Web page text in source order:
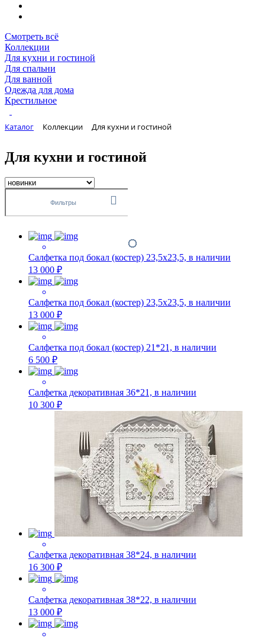
Смотреть всё
Коллекции
Для кухни и гостиной
Для спальни
Для ванной
Одежда для дома
Крестильное
Каталог Коллекции Для кухни и гостиной
Для кухни и гостиной
Фильтры
Салфетка под бокал (костер) 23,5х23,5, в наличии
13 000 ₽
Салфетка под бокал (костер) 23,5х23,5, в наличии
13 000 ₽
Салфетка под бокал (костер) 21*21, в наличии
6 500 ₽
Салфетка декоративная 36*21, в наличии
10 300 ₽
Салфетка декоративная 38*24, в наличии
16 300 ₽
Салфетка декоративная 38*22, в наличии
13 000 ₽